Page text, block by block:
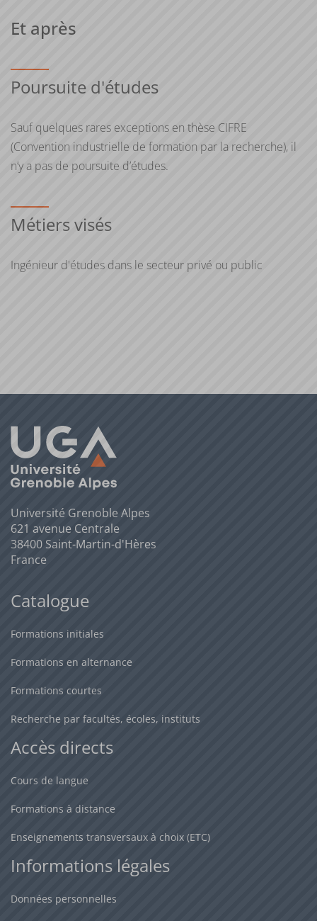
Et après
Poursuite d'études
Sauf quelques rares exceptions en thèse CIFRE
(Convention industrielle de formation par la recherche), il
n’y a pas de poursuite d’études.
Métiers visés
Ingénieur d'études dans le secteur privé ou public
Université Grenoble Alpes
621 avenue Centrale
38400 Saint-Martin-d'Hères
France
Catalogue
Formations initiales
Formations en alternance
Formations courtes
Recherche par facultés, écoles, instituts
Accès directs
Cours de langue
Formations à distance
Enseignements transversaux à choix (ETC)
Informations légales
Données personnelles